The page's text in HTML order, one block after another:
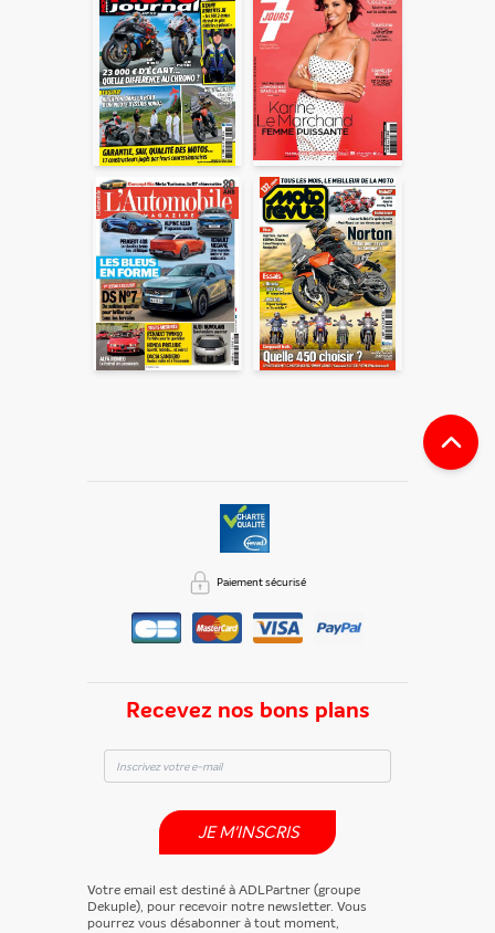
En partageant du contenu, vous acceptez que ces
informations soient traitées par ADLPartner (groupe
Dékuple), responsable de traitement, pour donner suite à
votre demande de recommandation auprès de votre ami.
Vous certifiez également ne pas envoyer d’email indésirable.
Votre adresse email et celle de votre ami ne sont utilisées que
pour cet envoi à la suite duquel elles seront
automatiquement supprimées. Pour en savoir plus, consultez
notre rubrique "Données personnelles".
Recevez nos bons plans
JE M'INSCRIS
Votre email est destiné à ADLPartner (groupe
Dekuple), pour recevoir notre newsletter. Vous
pourrez vous désabonner à tout moment,
Paiement sécurisé